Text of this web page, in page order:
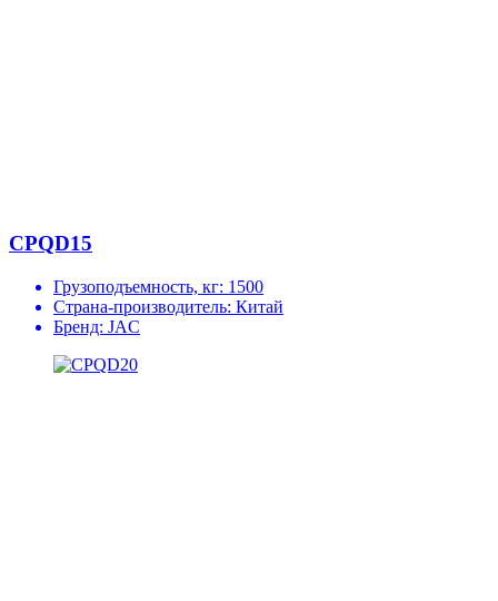
CPQD15
Грузоподъемность, кг: 1500
Страна-производитель: Китай
Бренд: JAC